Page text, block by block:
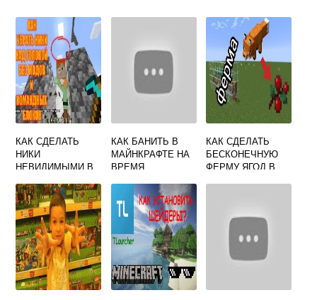
КАК СДЕЛАТЬ
НИКИ
НЕВИДИМЫМИ В
КАК БАНИТЬ В
МАЙНКРАФТЕ НА
ВРЕМЯ
КАК СДЕЛАТЬ
БЕСКОНЕЧНУЮ
ФЕРМУ ЯГОД В